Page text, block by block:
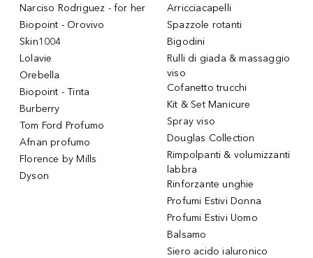
Narciso Rodriguez - for her
Biopoint - Orovivo
Skin1004
Lolavie
Orebella
Biopoint - Tinta
Burberry
Tom Ford Profumo
Afnan profumo
Florence by Mills
Dyson
Arricciacapelli
Spazzole rotanti
Bigodini
Rulli di giada & massaggio
viso
Cofanetto trucchi
Kit & Set Manicure
Spray viso
Douglas Collection
Rimpolpanti & volumizzanti
labbra
Rinforzante unghie
Profumi Estivi Donna
Profumi Estivi Uomo
Balsamo
Siero acido ialuronico